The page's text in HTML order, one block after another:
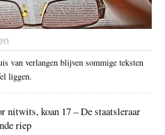
van verlangen blijven sommige teksten
liggen.
nitwits, koan 17 – De staatsleraar
riep